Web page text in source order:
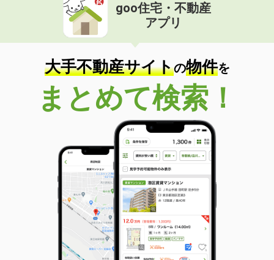
goo住宅・不動産
アプリ
大手不動産サイトの物件を
まとめて検索！